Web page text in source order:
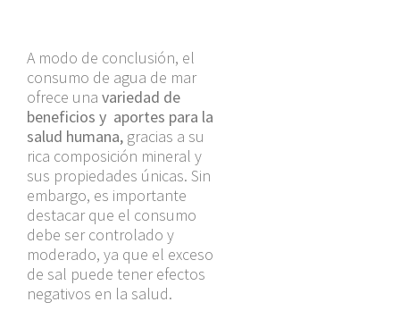
A modo de conclusión, el
consumo de agua de mar
ofrece una variedad de
beneficios y aportes para la
salud humana, gracias a su
rica composición mineral y
sus propiedades únicas. Sin
embargo, es importante
destacar que el consumo
debe ser controlado y
moderado, ya que el exceso
de sal puede tener efectos
negativos en la salud.